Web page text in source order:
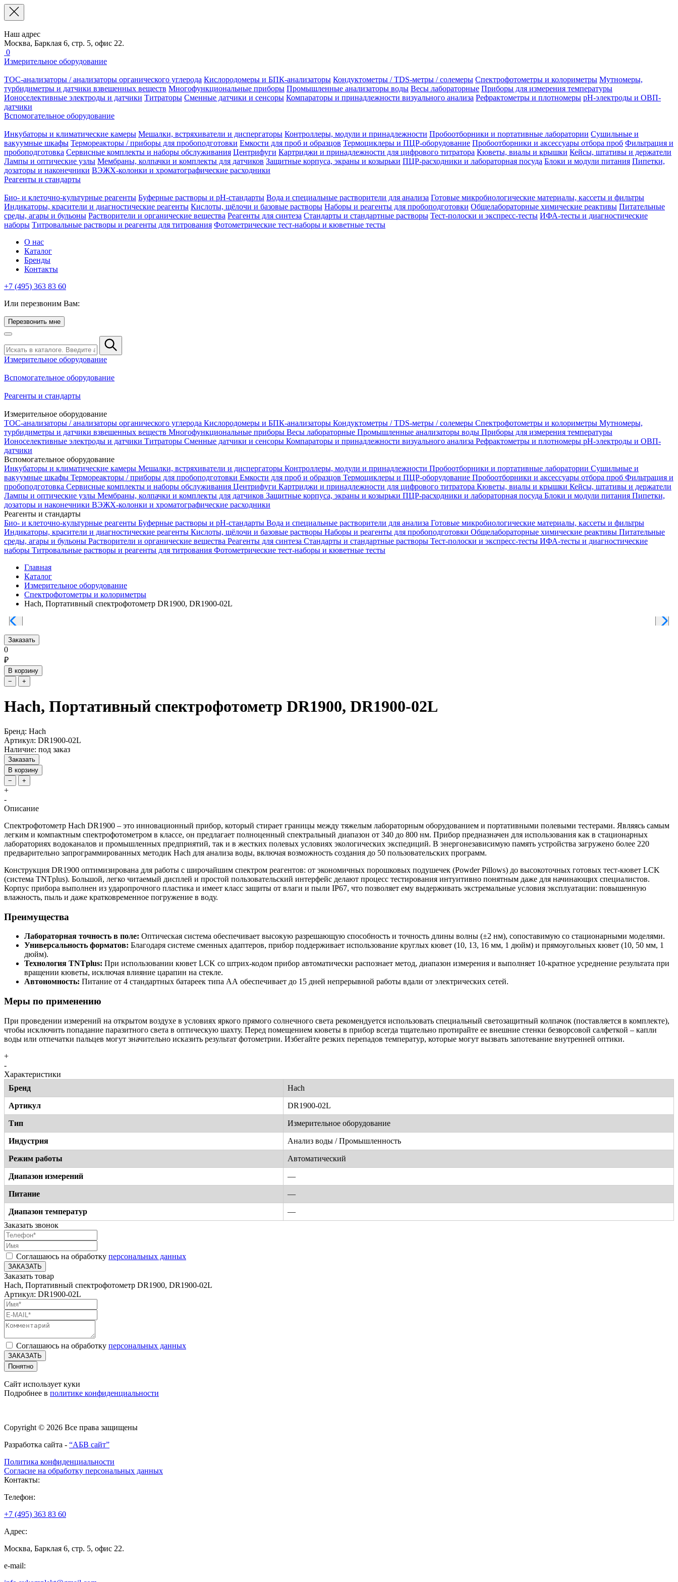
Наш адрес
Москва, Барклая 6, стр. 5, офис 22.
0
Измерительное оборудование
TOC-анализаторы / анализаторы органического углерода Кислородомеры и БПК-анализаторы Кондуктометры / TDS-метры / солемеры Спектрофотометры и колориметры Мутномеры,
турбидиметры и датчики взвешенных веществ Многофункциональные приборы Промышленные анализаторы воды Весы лабораторные Приборы для измерения температуры
Ионоселективные электроды и датчики Титраторы Сменные датчики и сенсоры Компараторы и принадлежности визуального анализа Рефрактометры и плотномеры pH-электроды и ОВП-
датчики
Вспомогательное оборудование
Инкубаторы и климатические камеры Мешалки, встряхиватели и диспергаторы Контроллеры, модули и принадлежности Пробоотборники и портативные лаборатории Сушильные и
вакуумные шкафы Термореакторы / приборы для пробоподготовки Емкости для проб и образцов Термоциклеры и ПЦР-оборудование Пробоотборники и аксессуары отбора проб Фильтрация и
пробоподготовка Сервисные комплекты и наборы обслуживания Центрифуги Картриджи и принадлежности для цифрового титратора Кюветы, виалы и крышки Кейсы, штативы и держатели
Лампы и оптические узлы Мембраны, колпачки и комплекты для датчиков Защитные корпуса, экраны и козырьки ПЦР-расходники и лабораторная посуда Блоки и модули питания Пипетки,
дозаторы и наконечники ВЭЖХ-колонки и хроматографические расходники
Реагенты и стандарты
Био- и клеточно-культурные реагенты Буферные растворы и pH-стандарты Вода и специальные растворители для анализа Готовые микробиологические материалы, кассеты и фильтры
Индикаторы, красители и диагностические реагенты Кислоты, щёлочи и базовые растворы Наборы и реагенты для пробоподготовки Общелабораторные химические реактивы Питательные
среды, агары и бульоны Растворители и органические вещества Реагенты для синтеза Стандарты и стандартные растворы Тест-полоски и экспресс-тесты ИФА-тесты и диагностические
наборы Титровальные растворы и реагенты для титрования Фотометрические тест-наборы и кюветные тесты
О нас
Каталог
Бренды
Контакты
+7 (495) 363 83 60
Или перезвоним Вам:
Перезвонить мне
Измерительное оборудование
Вспомогательное оборудование
Реагенты и стандарты
Измерительное оборудование
TOC-анализаторы / анализаторы органического углерода Кислородомеры и БПК-анализаторы Кондуктометры / TDS-метры / солемеры Спектрофотометры и колориметры Мутномеры,
турбидиметры и датчики взвешенных веществ Многофункциональные приборы Весы лабораторные Промышленные анализаторы воды Приборы для измерения температуры
Ионоселективные электроды и датчики Титраторы Сменные датчики и сенсоры Компараторы и принадлежности визуального анализа Рефрактометры и плотномеры pH-электроды и ОВП-
датчики
Вспомогательное оборудование
Инкубаторы и климатические камеры Мешалки, встряхиватели и диспергаторы Контроллеры, модули и принадлежности Пробоотборники и портативные лаборатории Сушильные и
вакуумные шкафы Термореакторы / приборы для пробоподготовки Емкости для проб и образцов Термоциклеры и ПЦР-оборудование Пробоотборники и аксессуары отбора проб Фильтрация и
пробоподготовка Сервисные комплекты и наборы обслуживания Центрифуги Картриджи и принадлежности для цифрового титратора Кюветы, виалы и крышки Кейсы, штативы и держатели
Лампы и оптические узлы Мембраны, колпачки и комплекты для датчиков Защитные корпуса, экраны и козырьки ПЦР-расходники и лабораторная посуда Блоки и модули питания Пипетки,
дозаторы и наконечники ВЭЖХ-колонки и хроматографические расходники
Реагенты и стандарты
Био- и клеточно-культурные реагенты Буферные растворы и pH-стандарты Вода и специальные растворители для анализа Готовые микробиологические материалы, кассеты и фильтры
Индикаторы, красители и диагностические реагенты Кислоты, щёлочи и базовые растворы Наборы и реагенты для пробоподготовки Общелабораторные химические реактивы Питательные
среды, агары и бульоны Растворители и органические вещества Реагенты для синтеза Стандарты и стандартные растворы Тест-полоски и экспресс-тесты ИФА-тесты и диагностические
наборы Титровальные растворы и реагенты для титрования Фотометрические тест-наборы и кюветные тесты
Главная
Каталог
Измерительное оборудование
Спектрофотометры и колориметры
Hach, Портативный спектрофотометр DR1900, DR1900-02L
Заказать
0
₽
В корзину
−
+
Hach, Портативный спектрофотометр DR1900, DR1900-02L
Бренд: Hach
Артикул: DR1900-02L
Наличие: под заказ
Заказать
В корзину
−
+
+
-
Описание
Спектрофотометр Hach DR1900 – это инновационный прибор, который стирает границы между тяжелым лабораторным оборудованием и портативными полевыми тестерами. Являясь самым
легким и компактным спектрофотометром в классе, он предлагает полноценный спектральный диапазон от 340 до 800 нм. Прибор предназначен для использования как в стационарных
лабораториях водоканалов и промышленных предприятий, так и в жестких полевых условиях экологических экспедиций. В энергонезависимую память устройства загружено более 220
предварительно запрограммированных методик Hach для анализа воды, включая возможность создания до 50 пользовательских программ.
Конструкция DR1900 оптимизирована для работы с широчайшим спектром реагентов: от экономичных порошковых подушечек (Powder Pillows) до высокоточных готовых тест-кювет LCK
(система TNTplus). Большой, легко читаемый дисплей и простой пользовательский интерфейс делают процесс тестирования интуитивно понятным даже для начинающих специалистов.
Корпус прибора выполнен из ударопрочного пластика и имеет класс защиты от влаги и пыли IP67, что позволяет ему выдерживать экстремальные условия эксплуатации: повышенную
влажность, пыль и даже кратковременное погружение в воду.
Преимущества
Лабораторная точность в поле: Оптическая система обеспечивает высокую разрешающую способность и точность длины волны (±2 нм), сопоставимую со стационарными моделями.
Универсальность форматов: Благодаря системе сменных адаптеров, прибор поддерживает использование круглых кювет (10, 13, 16 мм, 1 дюйм) и прямоугольных кювет (10, 50 мм, 1
дюйм).
Технология TNTplus: При использовании кювет LCK со штрих-кодом прибор автоматически распознает метод, диапазон измерения и выполняет 10-кратное усреднение результата при
вращении кюветы, исключая влияние царапин на стекле.
Автономность: Питание от 4 стандартных батареек типа АА обеспечивает до 15 дней непрерывной работы вдали от электрических сетей.
Меры по применению
При проведении измерений на открытом воздухе в условиях яркого прямого солнечного света рекомендуется использовать специальный светозащитный колпачок (поставляется в комплекте),
чтобы исключить попадание паразитного света в оптическую шахту. Перед помещением кюветы в прибор всегда тщательно протирайте ее внешние стенки безворсовой салфеткой – капли
воды или отпечатки пальцев могут значительно исказить результат фотометрии. Избегайте резких перепадов температур, которые могут вызвать запотевание внутренней оптики.
+
-
Характеристики
Бренд
Hach
Артикул DR1900-02L
Тип Измерительное оборудование
Индустрия Анализ воды / Промышленность
Режим работы Автоматический
Диапазон измерений —
Питание —
Диапазон температур
—
Заказать звонок
Соглашаюсь на обработку персональных данных
ЗАКАЗАТЬ
Заказать товар
Hach, Портативный спектрофотометр DR1900, DR1900-02L
Артикул: DR1900-02L
Соглашаюсь на обработку персональных данных
ЗАКАЗАТЬ
Понятно
Сайт использует куки
Подробнее в политике конфиденциальности
Copyright © 2026 Все права защищены
Разработка сайта - “АБВ сайт”
Политика конфиденциальности
Согласие на обработку персональных данных
Контакты:
Телефон:
+7 (495) 363 83 60
Адрес:
Москва, Барклая 6, стр. 5, офис 22.
e-mail: